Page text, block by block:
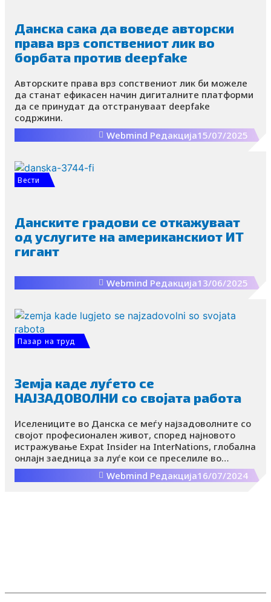
Данска сака да воведе авторски
права врз сопствениот лик во
борбата против deepfake
Авторските права врз сопствениот лик би можеле
да станат ефикасен начин дигиталните платформи
да се принудат да отстрануваат deepfake
содржини.
Webmind Редакција15/07/2025
Вести
Данските градови се откажуваат
од услугите на американскиот ИТ
гигант
Webmind Редакција13/06/2025
Пазар на труд
Земја каде луѓето се
НАЈЗАДОВОЛНИ со својата работа
Иселениците во Данска се меѓу најзадоволните со
својот професионален живот, според најновото
истражување Expat Insider на InterNations, глобална
онлајн заедница за луѓе кои се преселиле во
странство.
Webmind Редакција16/07/2024